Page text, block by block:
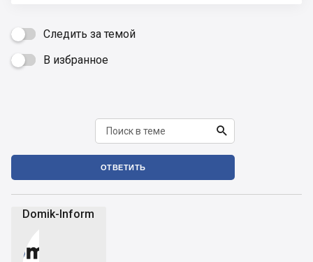
Следить за темой
 В избранное

ОТВЕТИТЬ
Domik-Inform